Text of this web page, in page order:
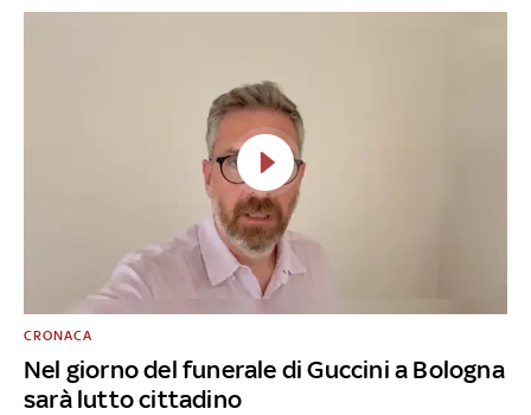
Nel giorno del funerale di Guccini a Bologna
sarà lutto cittadino
CRONACA